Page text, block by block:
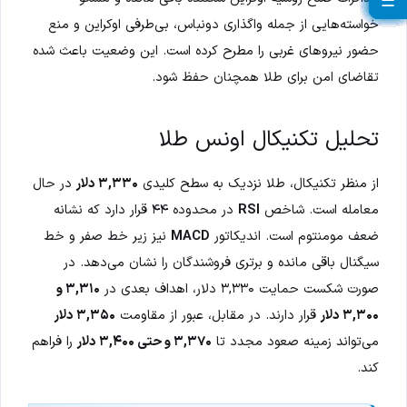
خواسته‌هایی از جمله واگذاری دونباس، بی‌طرفی اوکراین و منع
حضور نیروهای غربی را مطرح کرده است. این وضعیت باعث شده
تقاضای امن برای طلا همچنان حفظ شود.
تحلیل تکنیکال اونس طلا
از منظر تکنیکال، طلا نزدیک به سطح کلیدی ۳,۳۳۰ دلار
در حال
معامله است. شاخص RSI
در محدوده ۴۴ قرار دارد که نشانه
ضعف مومنتوم است. اندیکاتور MACD نیز زیر خط صفر و خط
سیگنال باقی مانده و برتری فروشندگان را نشان می‌دهد. در
صورت شکست حمایت ۳,۳۳۰ دلار، اهداف بعدی در
۳,۳۱۰ و
۳,۳۰۰ دلار
قرار دارند. در مقابل، عبور از مقاومت ۳,۳۵۰ دلار
می‌تواند زمینه صعود مجدد تا ۳,۳۷۰ و حتی ۳,۴۰۰ دلار
را فراهم
کند.